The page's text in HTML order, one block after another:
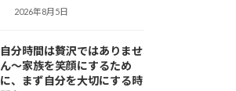
2026年8月5日
自分時間は贅沢ではありませ
ん～家族を笑顔にするため
に、まず自分を大切にする時